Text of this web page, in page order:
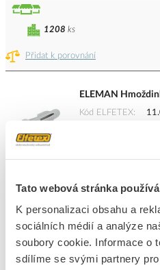
Tato webová stránka
K personalizaci obsahu a
sociálních médií a analýze
soubory cookie. Informace o
sdílíme se svými partnery
Přidat k porovnání
1208 ks
ELEMAN
Kód ELFETEX
ks
5dní 1100 ks